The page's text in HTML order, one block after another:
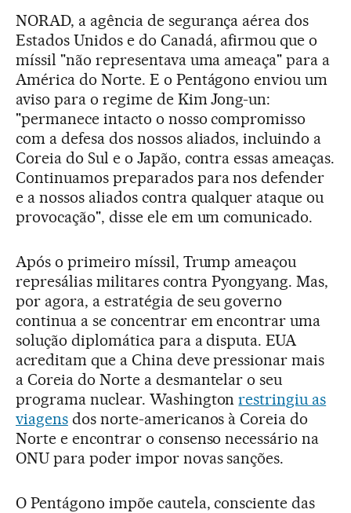
NORAD, a agência de segurança aérea dos
Estados Unidos e do Canadá, afirmou que o
míssil "não representava uma ameaça" para a
América do Norte. E o Pentágono enviou um
aviso para o regime de Kim Jong-un:
"permanece intacto o nosso compromisso
com a defesa dos nossos aliados, incluindo a
Coreia do Sul e o Japão, contra essas ameaças.
Continuamos preparados para nos defender
e a nossos aliados contra qualquer ataque ou
provocação", disse ele em um comunicado.
Após o primeiro míssil, Trump ameaçou
represálias militares contra Pyongyang. Mas,
por agora, a estratégia de seu governo
continua a se concentrar em encontrar uma
solução diplomática para a disputa. EUA
acreditam que a China deve pressionar mais
a Coreia do Norte a desmantelar o seu
programa nuclear. Washingtonrestringiu as
viagensdos norte-americanos à Coreia do
Norte e encontrar o consenso necessário na
ONU para poder impor novas sanções.
O Pentágono impõe cautela, consciente das